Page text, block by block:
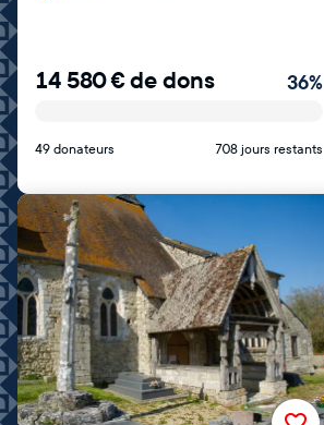
14 580€de dons 36%
49 donateurs 708 jours restants